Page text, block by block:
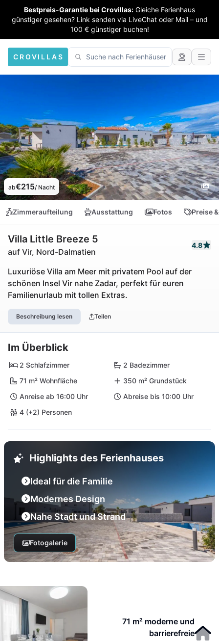
Bestpreis-Garantie bei Crovillas: Gleiche Ferienhaus
günstiger gesehen? Link senden via LiveChat oder Mail – und
100 € günstiger buchen!
CROVILLAS
ab€215/ Nacht
Zimmeraufteilung Ausstattung Fotos Preise
Villa Little Breeze 5
auf Vir, Nord-Dalmatien
4.8
Luxuriöse Villa am Meer mit privatem Pool auf der
schönen Insel Vir nahe Zadar, perfekt für euren
Familienurlaub mit tollen Extras.
Beschreibung lesen Teilen
Im Überblick
2 Schlafzimmer
2 Badezimmer
71 m² Wohnfläche
350 m² Grundstück
Anreise ab 16:00 Uhr
Abreise bis 10:00 Uhr
4 (+2) Personen
Highlights des Ferienhauses
Ideal für die Familie
Modernes Design
Nahe Stadt und Strand
Fotogalerie
71 m² moderne und
barrierefreie